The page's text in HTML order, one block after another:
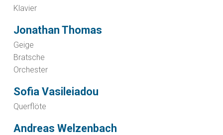
Klavier
Jonathan Thomas
Geige
Bratsche
Orchester
Sofia Vasileiadou
Querflöte
Andreas Welzenbach